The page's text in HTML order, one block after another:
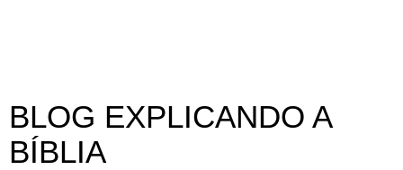
BLOG EXPLICANDO A
BÍBLIA